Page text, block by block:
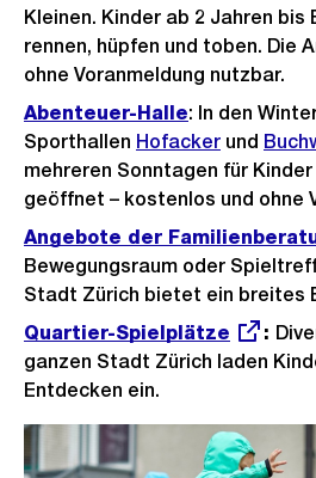
Kleinen. Kinder ab 2 Jahren
rennen, hüpfen und toben. Die
ohne Voranmeldung nutzbar.
Abenteuer-Halle: In den
Sporthallen Hofacker und
mehreren Sonntagen für
geöffnet – kostenlos und ohne
Angebote der
Bewegungsraum oder
Stadt Zürich bietet ein breites
Externer
Link:
Quartier-Spielplätze :
ganzen Stadt Zürich laden
Entdecken ein.